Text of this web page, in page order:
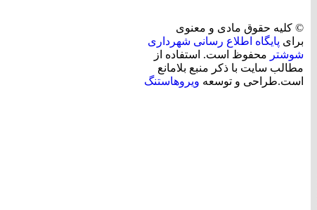
© کلیه حقوق مادی و معنوی
برای پایگاه اطلاع رسانی شهرداری
شوشتر محفوظ است. استفاده از
مطالب سایت با ذکر منبع بلامانع
است.طراحی و توسعه ویروهاستنگ